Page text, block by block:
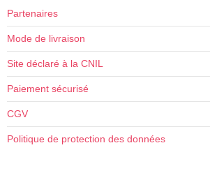
Partenaires
Mode de livraison
Site déclaré à la CNIL
Paiement sécurisé
CGV
Politique de protection des données